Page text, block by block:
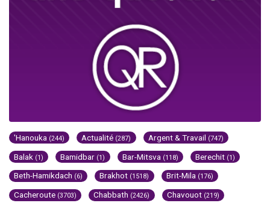
'Hanouka (244) Actualité (287) Argent & Travail (747)
Balak (1) Bamidbar (1) Bar-Mitsva (118) Berechit (1)
Beth-Hamikdach (6) Brakhot (1518) Brit-Mila (176)
Cacheroute (3703) Chabbath (2426) Chavouot (219)